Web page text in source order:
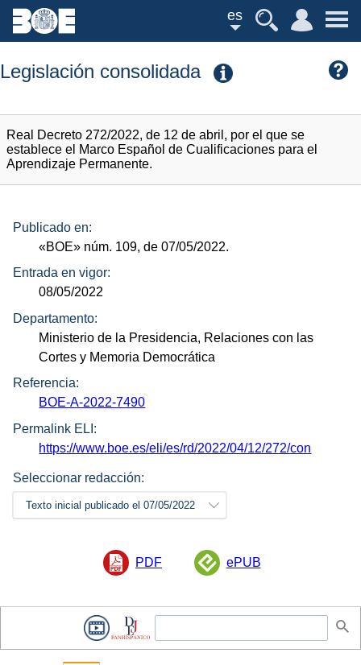
es
Legislación consolidada
Real Decreto 272/2022, de 12 de abril, por el que se
establece el Marco Español de Cualificaciones para el
Aprendizaje Permanente.
Publicado en:
«BOE» núm. 109, de 07/05/2022.
Entrada en vigor:
08/05/2022
Departamento:
Ministerio de la Presidencia, Relaciones con las
Cortes y Memoria Democrática
Referencia:
BOE-A-2022-7490
Permalink ELI:
https://www.boe.es/eli/es/rd/2022/04/12/272/con
Seleccionar redacción:
Texto inicial publicado el 07/05/2022
PDF ePUB